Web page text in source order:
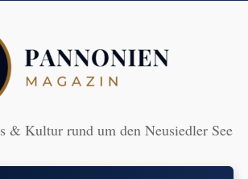
& Kultur rund um den Neusiedler See